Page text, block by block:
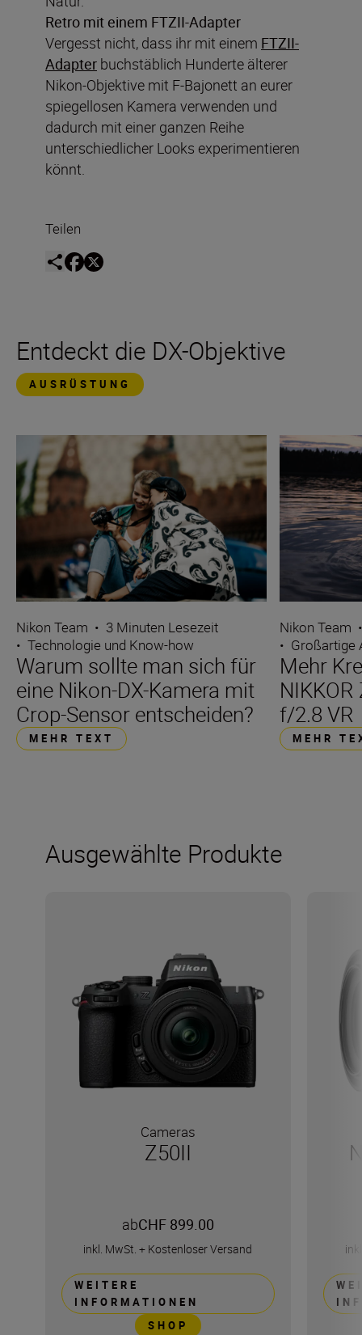
Retro mit einem FTZII-Adapter
Vergesst nicht, dass ihr mit einem FTZII-
Adapter buchstäblich Hunderte älterer
Nikon-Objektive mit F-Bajonett an eurer
spiegellosen Kamera verwenden und
dadurch mit einer ganzen Reihe
unterschiedlicher Looks experimentieren
könnt.
Teilen
Entdeckt die DX-Objektive
AUSRÜSTUNG
Nikon Team • 3 Minuten Lesezeit
• Technologie und Know-how
Warum sollte man sich für
eine Nikon-DX-Kamera mit
Crop-Sensor entscheiden?
MEHR TEXT
Nikon Team
• Großartige
Mehr
f/2.8 VR
MEHR
Ausgewählte Produkte
Cameras
Z50II
abCHF 899.00
inkl. MwSt. + Kostenloser Versand
WEITERE
INFORMATIONEN
SHOP